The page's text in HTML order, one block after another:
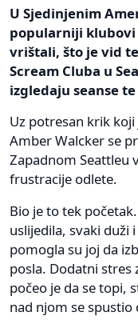
U Sjedinjenim
popularniji klubovi
vrištali, što je vid
Scream Cluba u
izgledaju seanse
Uz potresan krik
Amber Walcker se
Zapadnom Seattleu
frustracije odlete.
Bio je to tek
uslijedila, svaki duži
pomogla su joj da
posla. Dodatni stres
počeo je da se topi,
nad njom se